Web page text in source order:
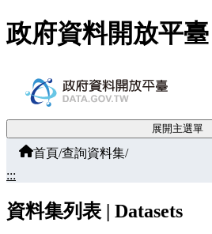
跳至主要內容
政府資料開放平臺
展開主選單
首頁/查詢資料集/
:::
資料集列表 | Datasets